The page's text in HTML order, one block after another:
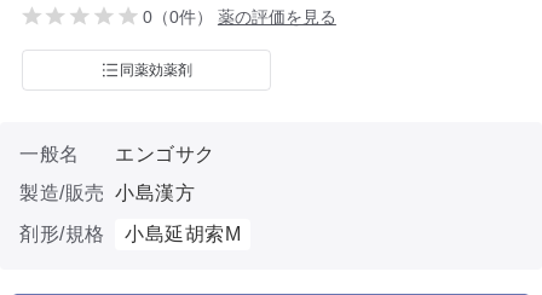
0（0件） 薬の評価を見る
同薬効薬剤
一般名
エンゴサク
製造/販売 小島漢方
剤形/規格
小島延胡索M